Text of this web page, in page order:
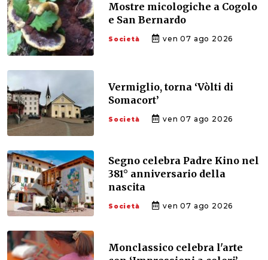
Mostre micologiche a Cogolo
e San Bernardo
Società ven 07 ago 2026
Vermiglio, torna ‘Vòlti di
Somacort’
Società ven 07 ago 2026
Segno celebra Padre Kino nel
381° anniversario della
nascita
Società ven 07 ago 2026
Monclassico celebra l'arte